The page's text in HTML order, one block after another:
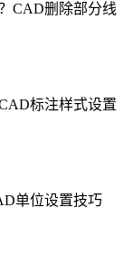
CAD删除部分线
标注样式设置
单位设置技巧